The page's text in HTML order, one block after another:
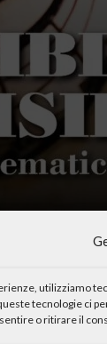
utilizziamo
tecnologie ci
o ritirare il